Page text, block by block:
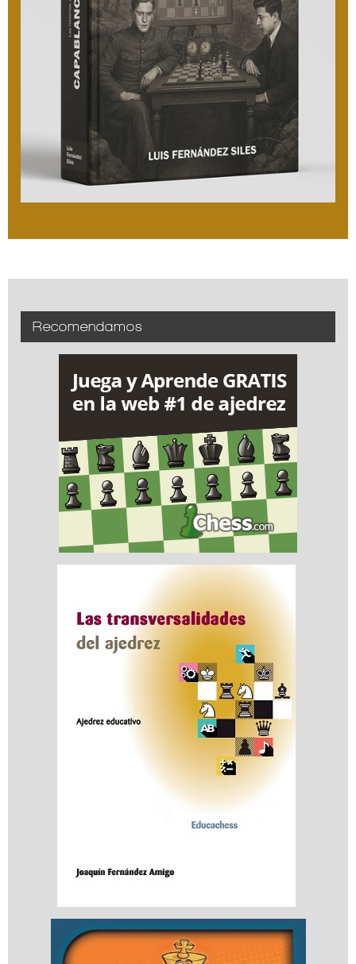
Recomendamos